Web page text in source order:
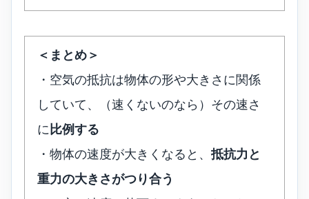
＜まとめ＞
・空気の抵抗は物体の形や大きさに関係
していて、（速くないのなら）その速さ
に 比例する
・物体の速度が大きくなると、 抵抗力と
重力の大きさがつり合う